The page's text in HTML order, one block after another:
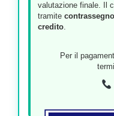
valutazione finale. Il
tramite contrassegno
credito.
Per il